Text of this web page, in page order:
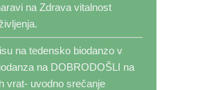
na Zdrava vitalnost
na tedensko biodanzo v
na DOBRODOŠLI na
vrat- uvodno srečanje